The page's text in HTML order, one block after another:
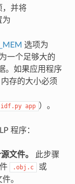
并将
为
选项为
一个足够大的
。如果应用程序
存的大小必须
idf.py app ）。
程序：
文件。
此步骤
.obj.c 或
。